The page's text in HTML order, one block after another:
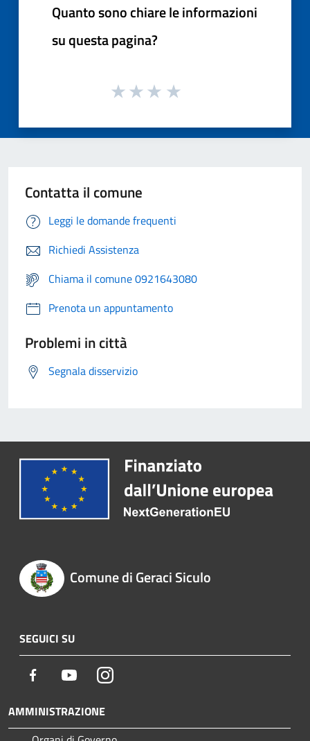
Quanto sono chiare le informazioni
su questa pagina?
Contatta il comune
Leggi le domande frequenti
Richiedi Assistenza
Chiama il comune 0921643080
Prenota un appuntamento
Problemi in città
Segnala disservizio
Comune di Geraci Siculo
SEGUICI SU
Facebook YoutubeInstagram
AMMINISTRAZIONE